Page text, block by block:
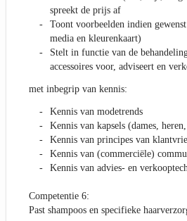
spreekt de prijs af
Toont voorbeelden indien
media en kleurenkaart)
Stelt in functie van de
accessoires voor, adviseert en
met inbegrip van kennis:
Kennis van modetrends
Kennis van kapsels (dames,
Kennis van principes van
Kennis van (commerciële)
Kennis van advies- en
Competentie 6:
Past shampoos en specifieke